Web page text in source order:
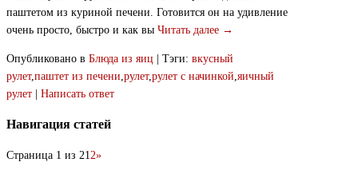
паштетом из куриной печени. Готовится он на удивление
очень просто, быстро и как вы Читать далее →
Опубликовано в Блюда из яиц Тэги: вкусный
рулет, паштет из печени рулет, рулет с начинкой яичный
рулет
Написать ответ
Навигация статей
Страница 1 из 21 2»